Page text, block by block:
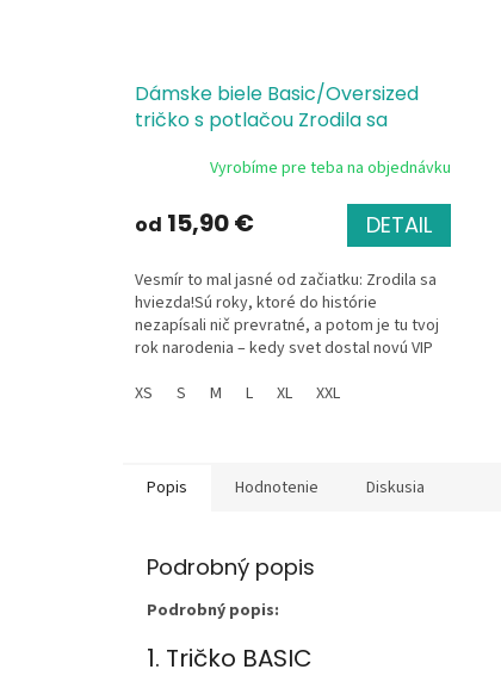
Dámske biele Basic/Oversized
tričko s potlačou Zrodila sa
Vyrobíme pre teba na objednávku
od 15,90 € DETAIL
Vesmír to mal jasné od začiatku: Zrodila sa
hviezda!Sú roky, ktoré do histórie
nezapísali nič prevratné, a potom je tu tvoj
rok narodenia – kedy svet dostal novú VIP
XS
S M L XL XXL
Popis Hodnotenie Diskusia
Podrobný popis
Podrobný popis:
1. Tričko BASIC